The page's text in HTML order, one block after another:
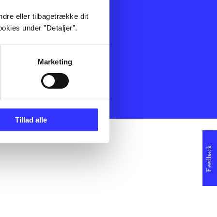
eller tilbagetrække dit
under ”Detaljer”.
Marketing
Tillad alle
Feedback
Film
Musik